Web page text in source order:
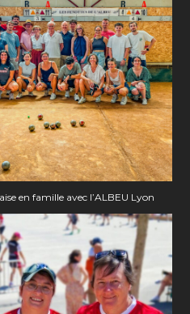
en famille avec l’ALBEU Lyon